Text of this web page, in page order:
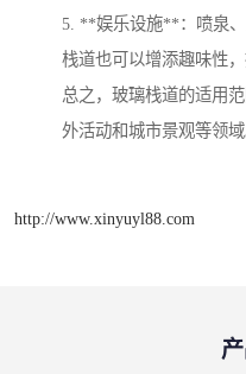
5. **娱乐设施**：喷泉
栈道也可以增添趣味性，
总之，玻璃栈道的适用
外活动和城市景观等领域
http://www.xinyuyl88.com